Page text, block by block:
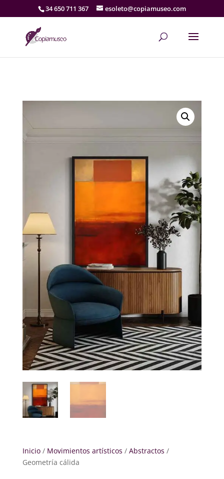
34 650 711 367 esoleto@copiamuseo.com
Inicio/ Movimientos artísticos / Abstractos /
Geometría cálida